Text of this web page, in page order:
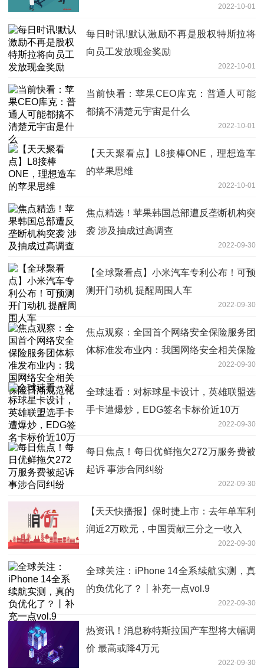
2022-10-01
每日时讯!默认激励不再是股权特斯拉将
向员工发放现金奖励
2022-10-01
当前快看：苹果CEO库克：普通人可能
都搞不清楚元宇宙是什么
2022-10-01
【天天聚看点】L8接棒ONE，理想造车
的苹果思维
2022-10-01
焦点精选！苹果韩国总部遭反垄断机构突
袭 涉及抽成过高调查
2022-09-30
【全球聚看点】小米汽车专利公布！可预
测开门动机 提醒周围人车
2022-09-30
焦点观察：全国首个网络安全保险服务团
体标准发布业内：我国网络安全相关保险
2022-09-30
全球速看：对标球星卡设计，英雄联盟选
手卡遭爆炒，EDG签名卡标价近10万
2022-09-30
每日焦点！每日优鲜拖欠272万服务费被
起诉 事涉合同纠纷
2022-09-30
【天天快播报】保时捷上市：去年单车利
润近2万欧元，中国贡献三分之一收入
2022-09-30
全球关注：iPhone 14全系续航实测，真
的负优化了？丨补充一点vol.9
2022-09-30
热资讯！消息称特斯拉国产车型将大幅调
价 最高或降4万元
2022-09-30